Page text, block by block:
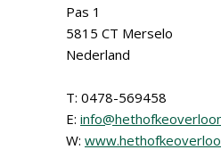
Pas 1
5815 CT Merselo
Nederland
T: 0478-569458
E:
W: